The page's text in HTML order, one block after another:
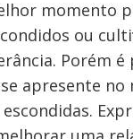
momento
ou
Porém
apresente